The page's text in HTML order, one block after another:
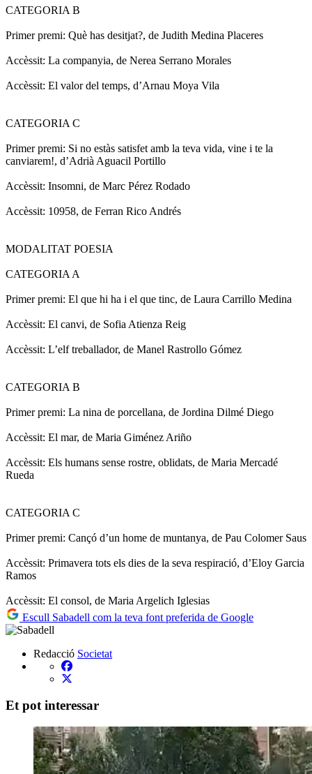
CATEGORIA B
Primer premi: Què has desitjat?, de Judith Medina Placeres
Accèssit: La companyia, de Nerea Serrano Morales
Accèssit: El valor del temps, d’Arnau Moya Vila
CATEGORIA C
Primer premi: Si no estàs satisfet amb la teva vida, vine i te la
canviarem!, d’Adrià Aguacil Portillo
Accèssit: Insomni, de Marc Pérez Rodado
Accèssit: 10958, de Ferran Rico Andrés
MODALITAT POESIA
CATEGORIA A
Primer premi: El que hi ha i el que tinc, de Laura Carrillo Medina
Accèssit: El canvi, de Sofia Atienza Reig
Accèssit: L’elf treballador, de Manel Rastrollo Gómez
CATEGORIA B
Primer premi: La nina de porcellana, de Jordina Dilmé Diego
Accèssit: El mar, de Maria Giménez Ariño
Accèssit: Els humans sense rostre, oblidats, de Maria Mercadé
Rueda
CATEGORIA C
Primer premi: Cançó d’un home de muntanya, de Pau Colomer Saus
Accèssit: Primavera tots els dies de la seva respiració, d’Eloy Garcia
Ramos
Accèssit: El consol, de Maria Argelich Iglesias
Escull Sabadell com la teva font preferida de Google
Redacció Societat
Et pot interessar